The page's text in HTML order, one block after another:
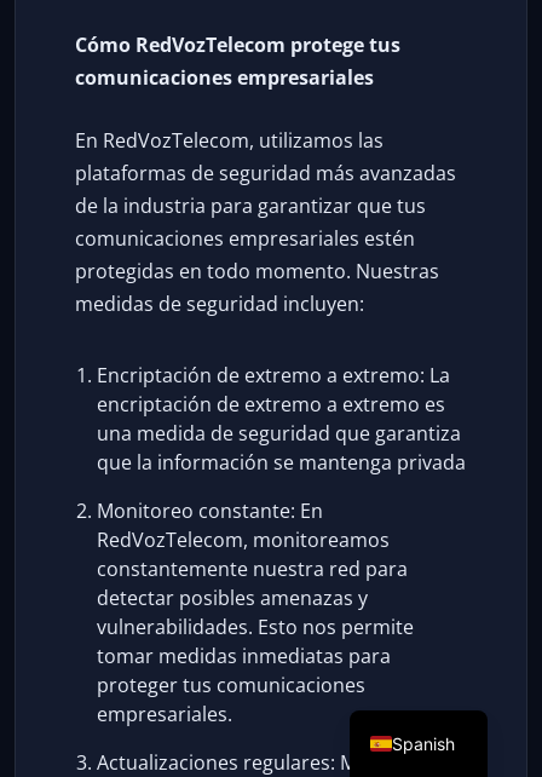
Cómo RedVozTelecom protege tus
comunicaciones empresariales
En RedVozTelecom, utilizamos las
plataformas de seguridad más avanzadas
de la industria para garantizar que tus
comunicaciones empresariales estén
protegidas en todo momento. Nuestras
medidas de seguridad incluyen:
Encriptación de extremo a extremo: La
encriptación de extremo a extremo es
una medida de seguridad que garantiza
que la información se mantenga privada
Monitoreo constante: En
RedVozTelecom, monitoreamos
constantemente nuestra red para
detectar posibles amenazas y
vulnerabilidades. Esto nos permite
tomar medidas inmediatas para
proteger tus comunicaciones
empresariales.
Actualizaciones regulares: Mantenemos
Spanish